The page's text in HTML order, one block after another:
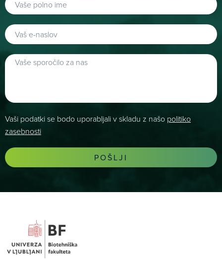
Vaši podatki se bodo uporabljali v skladu z našo politiko
zasebnosti
POŠLJI